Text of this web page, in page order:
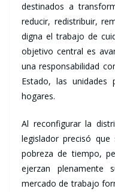
destinados a
reducir, redistribuir,
digna el trabajo de
objetivo central es
una responsabilidad
Estado, las unidades
hogares.
Al reconfigurar la
legislador precisó
pobreza de tiempo,
ejerzan plenamente
mercado de trabajo